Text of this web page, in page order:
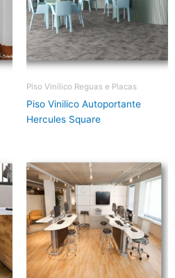
Piso Vinílico Reguas e Placas
Piso Vinilico Autoportante
Hercules Square